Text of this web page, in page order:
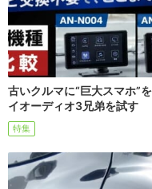
古いクルマに“巨大スマホ”
イオーディオ3兄弟を試す
特集